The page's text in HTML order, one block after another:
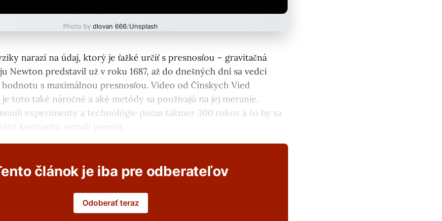
Photo by dlovan 666/Unsplash
narazí na údaj, ktorý je ťažké určiť s presnosťou – gravitačná
Newton predstavil už v roku 1687, až do dnešných dní sa vedci
hodnotu s maximálnou presnosťou. Video od Čínskych Vied
toto také náročné a aké metódy sa používajú na jej meranie.
experimenty a technológie počas takmer 300 rokov a čo by sa
konštantu nemali presnú.
článok je iba pre odberateľov
Odoberať teraz